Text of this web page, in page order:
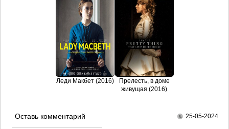
Леди Макбет (2016)
Прелесть, в доме
живущая (2016)
Оставь комментарий 25-05-2024